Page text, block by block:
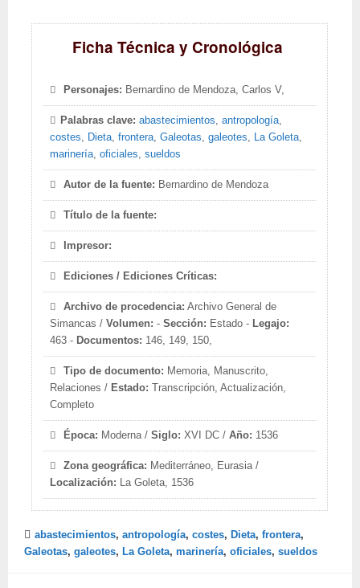
Ficha Técnica y Cronológica
Personajes: Bernardino de Mendoza, Carlos V,
Palabras clave:abastecimientos,antropología,
costes, Dieta,frontera,Galeotas,galeotes, La Goleta,
marinería,oficiales,sueldos
Autor de la fuente: Bernardino de Mendoza
Título de la fuente:
Impresor:
Ediciones / Ediciones Críticas:
Archivo de procedencia: Archivo General de
Simancas /Volumen: -Sección: Estado - Legajo:
463 - Documentos: 146, 149, 150,
Tipo de documento: Memoria, Manuscrito,
Relaciones / Estado:
Transcripción, Actualización,
Completo
Época: Moderna /Siglo: XVI DC /Año: 1536
Zona geográfica: Mediterráneo, Eurasia /
Localización: La Goleta, 1536
abastecimientos, antropología, costes, Dieta, frontera,
Galeotas, galeotes, La Goleta, marinería, oficiales, sueldos